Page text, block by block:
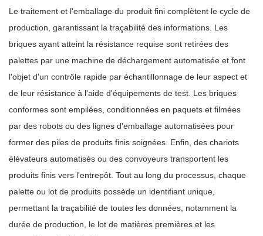
Le traitement et l'emballage du produit fini complètent le cycle de
production, garantissant la traçabilité des informations. Les
briques ayant atteint la résistance requise sont retirées des
palettes par une machine de déchargement automatisée et font
l'objet d'un contrôle rapide par échantillonnage de leur aspect et
de leur résistance à l'aide d'équipements de test. Les briques
conformes sont empilées, conditionnées en paquets et filmées
par des robots ou des lignes d'emballage automatisées pour
former des piles de produits finis soignées. Enfin, des chariots
élévateurs automatisés ou des convoyeurs transportent les
produits finis vers l'entrepôt. Tout au long du processus, chaque
palette ou lot de produits possède un identifiant unique,
permettant la traçabilité de toutes les données, notamment la
durée de production, le lot de matières premières et les